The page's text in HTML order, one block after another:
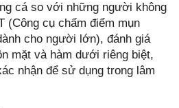
cá so với những người không
(Công cụ chấm điểm mụn
cho người lớn), đánh giá
mặt và hàm dưới riêng biệt,
nhận để sử dụng trong lâm